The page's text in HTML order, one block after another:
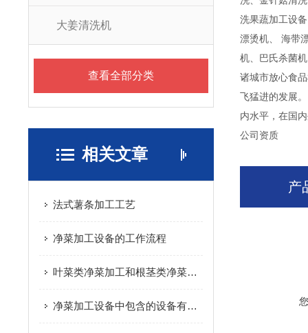
大姜清洗机
查看全部分类
相关文章
法式薯条加工工艺
净菜加工设备的工作流程
叶菜类净菜加工和根茎类净菜加工这个两种模式的区别是什么？
净菜加工设备中包含的设备有哪些
洗果蔬加工设
漂烫机、 海带
机、巴氏杀菌
诸城市放心食
飞猛进的发展
内水平，在国
公司资质
产